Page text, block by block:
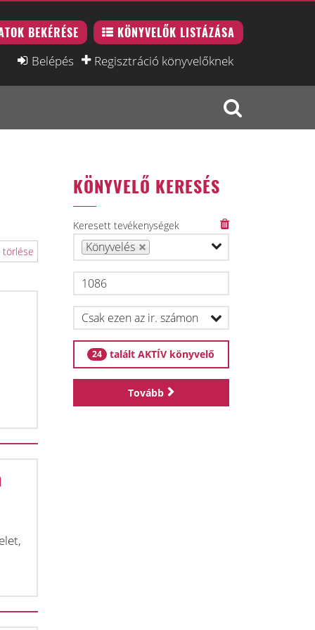
BEKÉRÉSE KÖNYVELŐK LISTÁZÁSA
Belépés Regisztráció könyvelőknek
törlése
KÖNYVELŐ KERESÉS
Keresett tevékenységek
Könyvelés
24 talált AKTÍV könyvelő
Tovább